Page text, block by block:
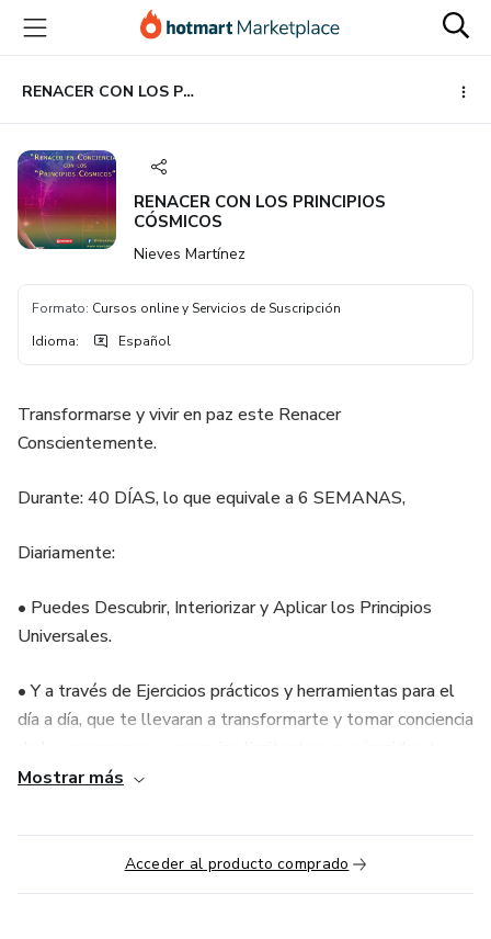
principal
página
de
página
RENACER CON LOS PRINCIPIOS CÓSMICOS
RENACER CON LOS PRINCIPIOS
CÓSMICOS
Nieves Martínez
Formato: Cursos online y Servicios de Suscripción
Idioma: Español
Transformarse y vivir en paz este Renacer
Conscientemente.
Durante: 40 DÍAS, lo que equivale a 6 SEMANAS,
Diariamente:
• Puedes Descubrir, Interiorizar y Aplicar los Principios
Universales.
• Y a través de Ejercicios prácticos y herramientas para el
día a día, que te llevaran a transformarte y tomar conciencia
desarrollo, evolución, prosperidad y bienestar.
• Incluye también (3) Meditaciones guiadas.
Mostrar más
Acceder al producto comprado